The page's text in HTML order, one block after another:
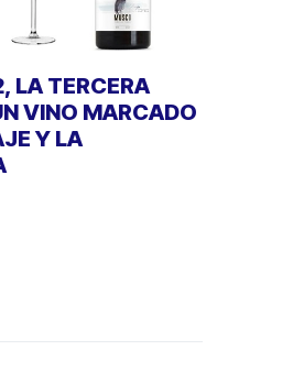
LA TERCERA
VINO MARCADO
Y LA